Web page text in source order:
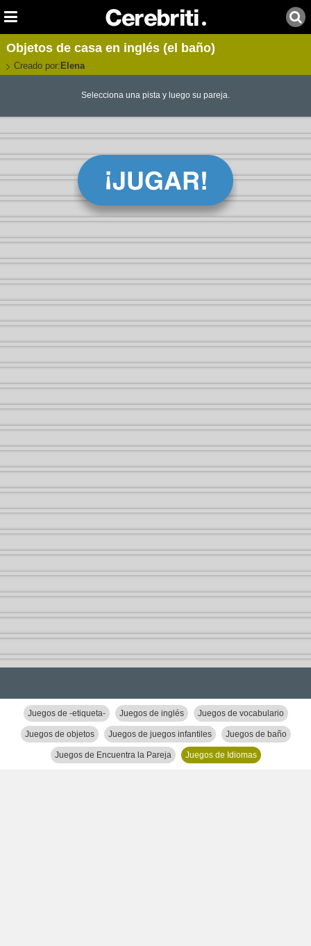
Objetos de casa en inglés (el baño)
Creado por: Elena
Selecciona una pista y luego su pareja.
Juegos de -etiqueta- Juegos de inglés Juegos de vocabulario
Juegos de objetos Juegos de juegos infantiles Juegos de baño
Juegos de Encuentra la Pareja Juegos de Idiomas